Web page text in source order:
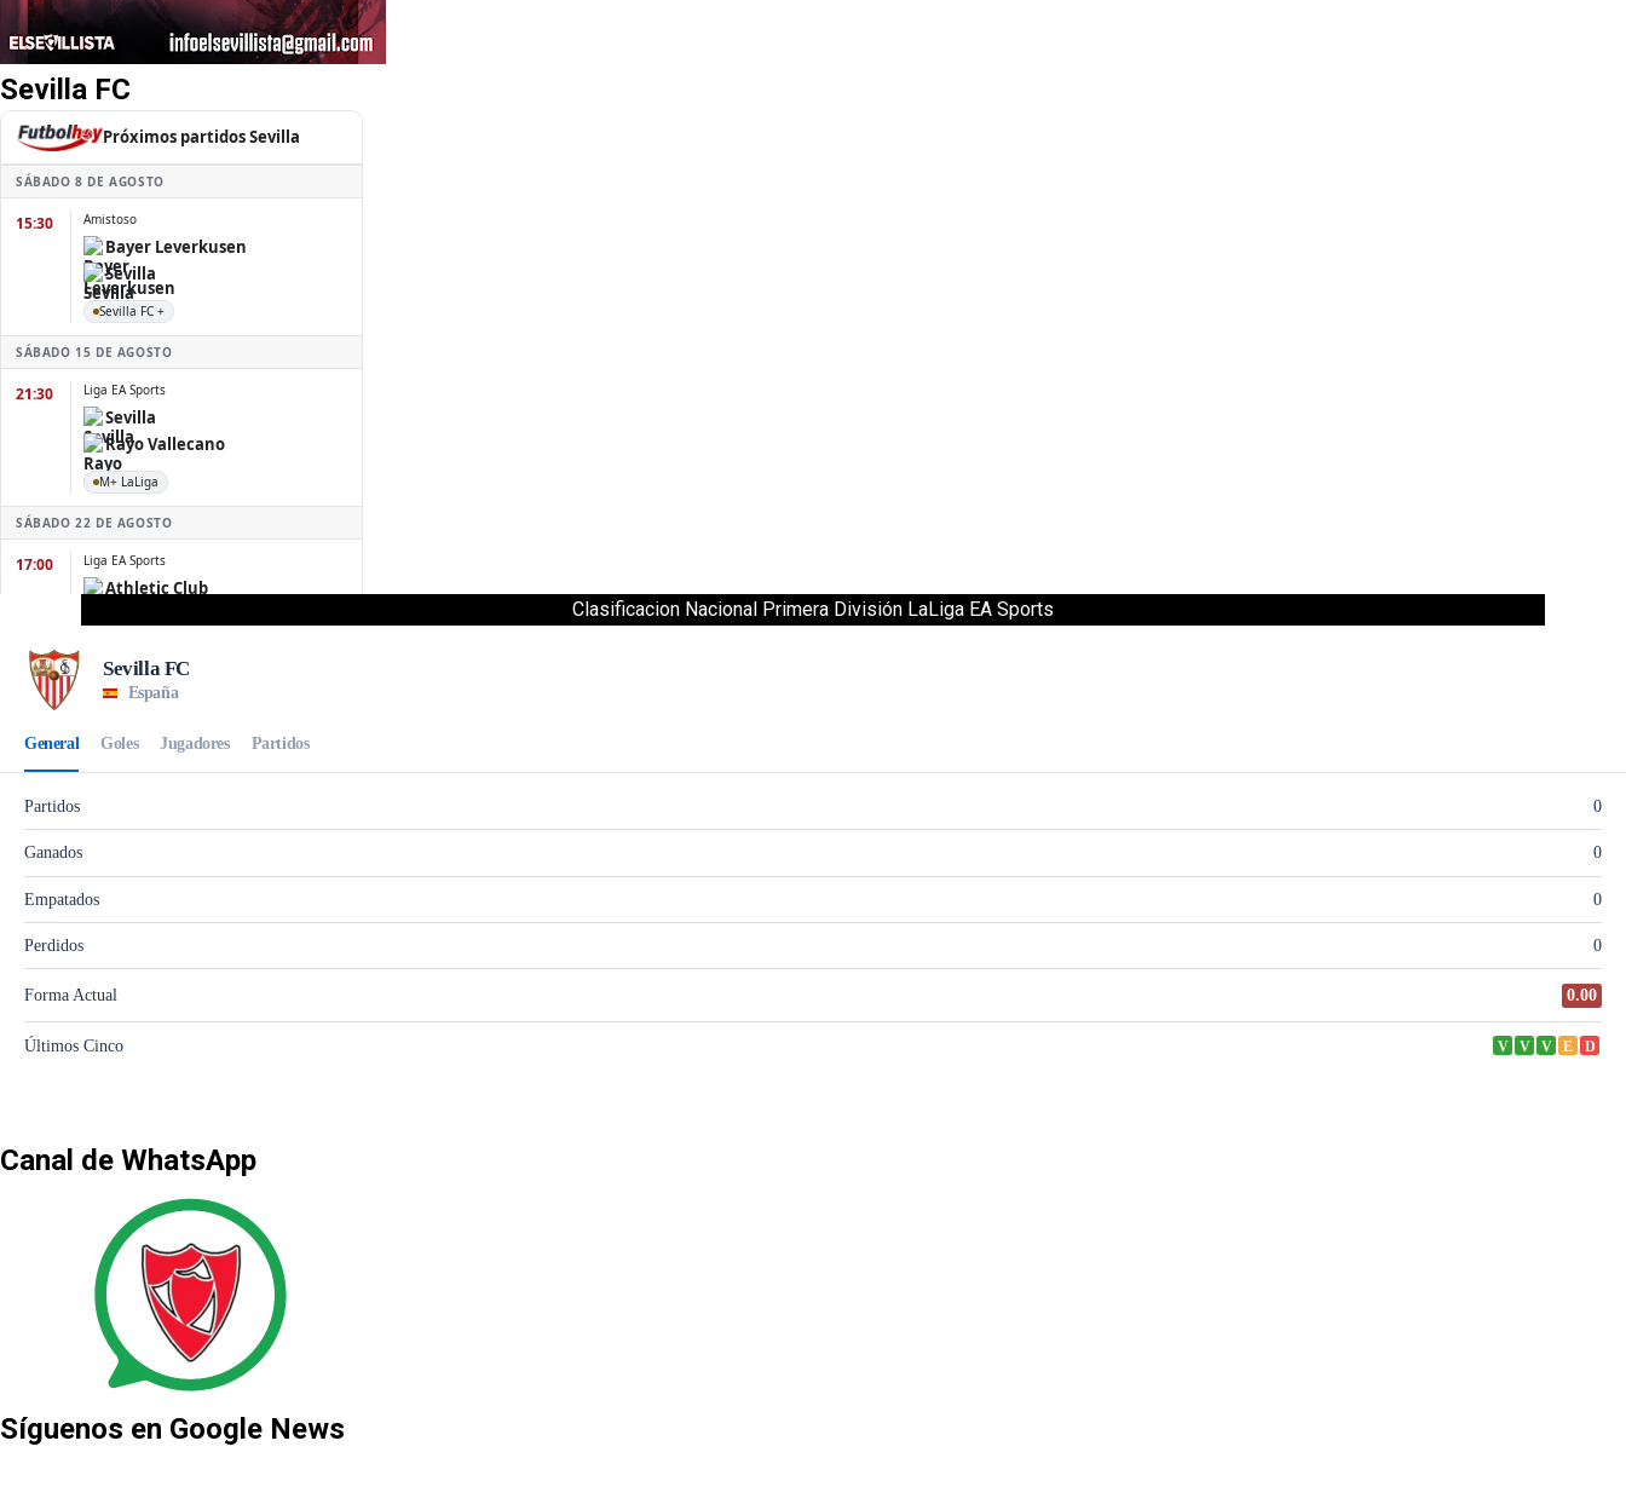
Sevilla FC
Clasificacion Nacional Primera División LaLiga EA Sports
Canal de WhatsApp
Síguenos en Google News